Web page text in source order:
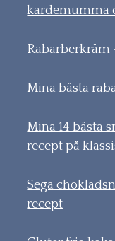
kardemumma
Rabarberkräm
Mina bästa
Mina 14 bästa
recept på
Sega
recept